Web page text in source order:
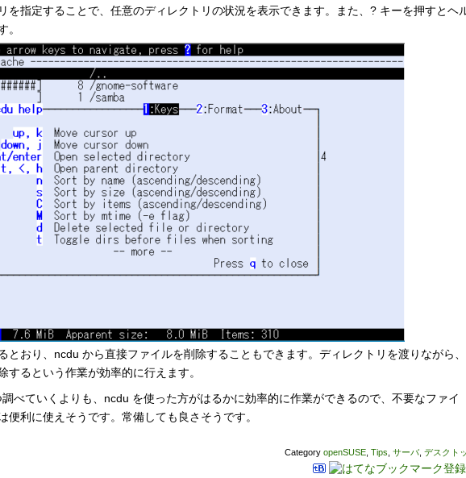
を指定することで、任意のディレクトリの状況を表示できます。また、? キーを押すとヘ
。
とおり、ncdu から直接ファイルを削除することもできます。ディレクトリを渡りながら、
するという作業が効率的に行えます。
べていくよりも、ncdu を使った方がはるかに効率的に作業ができるので、不要なファイ
便利に使えそうです。常備しても良さそうです。
Category openSUSE Tips サーバ デスクト